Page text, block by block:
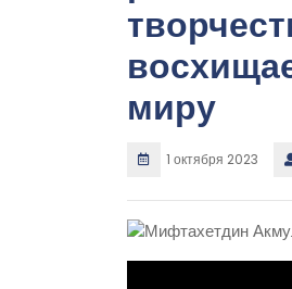
миру
1 октября 2023